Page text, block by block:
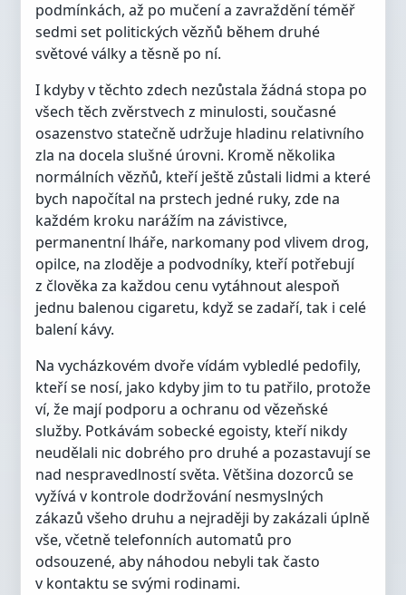
podmínkách, až po mučení a zavraždění téměř
sedmi set politických vězňů během druhé
světové války a těsně po ní.
I kdyby v těchto zdech nezůstala žádná stopa po
všech těch zvěrstvech z minulosti, současné
osazenstvo statečně udržuje hladinu relativního
zla na docela slušné úrovni. Kromě několika
normálních vězňů, kteří ještě zůstali lidmi a které
bych napočítal na prstech jedné ruky, zde na
každém kroku narážím na závistivce,
permanentní lháře, narkomany pod vlivem drog,
opilce, na zloděje a podvodníky, kteří potřebují
z člověka za každou cenu vytáhnout alespoň
jednu balenou cigaretu, když se zadaří, tak i celé
balení kávy.
Na vycházkovém dvoře vídám vybledlé pedofily,
kteří se nosí, jako kdyby jim to tu patřilo, protože
ví, že mají podporu a ochranu od vězeňské
služby. Potkávám sobecké egoisty, kteří nikdy
neudělali nic dobrého pro druhé a pozastavují se
nad nespravedlností světa. Většina dozorců se
vyžívá v kontrole dodržování nesmyslných
zákazů všeho druhu a nejraději by zakázali úplně
vše, včetně telefonních automatů pro
odsouzené, aby náhodou nebyli tak často
v kontaktu se svými rodinami.